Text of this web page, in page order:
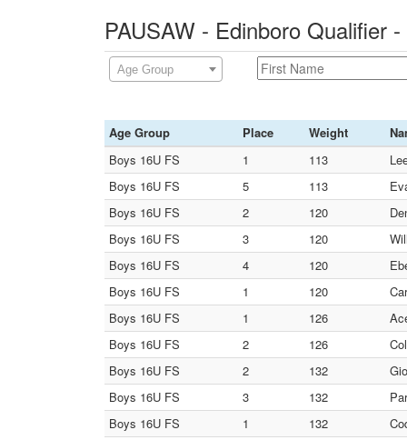
PAUSAW - Edinboro Qualifier
Age Group
Age Group Place Weight
Boys 16U FS
1 113
Boys 16U FS
5 113
Boys 16U FS
2 120
Boys 16U FS
3 120
Boys 16U FS
4 120
Boys 16U FS
1 120
Boys 16U FS
1 126
Boys 16U FS
2 126
Boys 16U FS
2 132
Boys 16U FS
3 132
Boys 16U FS
1 132